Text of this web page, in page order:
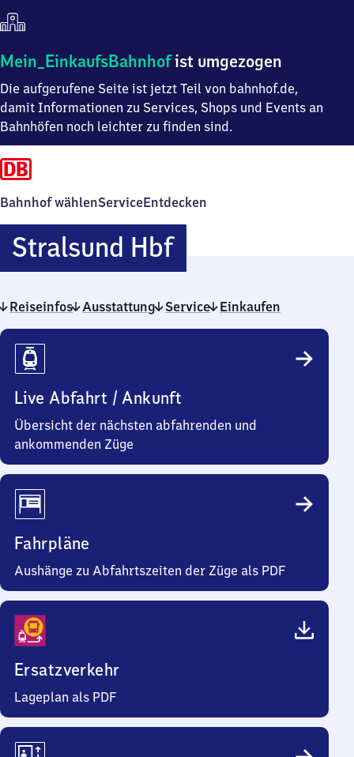
Mein
Einkaufsbahnhof
ist
umgezogen
Mein_EinkaufsBahnhofist umgezogen
Die aufgerufene Seite ist jetzt Teil von bahnhof.de,
damit Informationen zu Services, Shops und Events an
Bahnhöfen noch leichter zu finden sind.
Bahnhof wählenServiceEntdecken
Stralsund HbfStralsund
Hauptbahnhof
Reiseinfos Ausstattung Service Einkaufen
Reiseinfos
Live Abfahrt / Ankunft
Übersicht der nächsten abfahrenden und
ankommenden Züge
Fahrpläne
Aushänge zu Abfahrtszeiten der Züge als PDF
Ersatzverkehr
Lageplan als PDF